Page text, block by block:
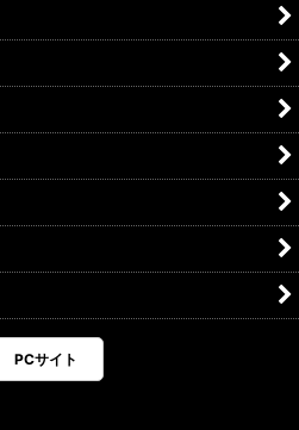
PCサイト